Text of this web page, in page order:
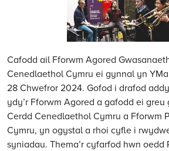
Cafodd ail Fforwm Agored
Cenedlaethol Cymru ei gynnal yn
28 Chwefror 2024. Gofod i drafod
ydy’r Fforwm Agored a gafodd ei greu
Cerdd Cenedlaethol Cymru a Fforwm
Cymru, yn ogystal a rhoi cyfle i
syniadau. Thema’r cyfarfod hwn oedd